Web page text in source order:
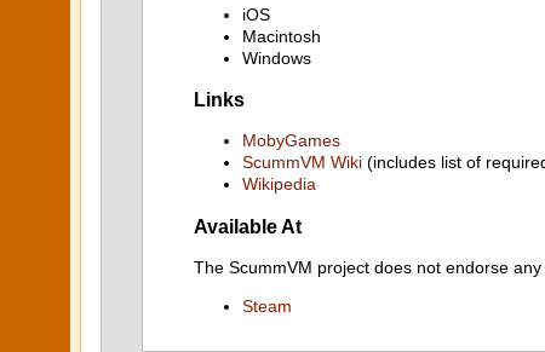
iOS
Macintosh
Windows
Links
MobyGames
ScummVM Wiki (includes list of
Wikipedia
Available At
The ScummVM project does not endorse
Steam